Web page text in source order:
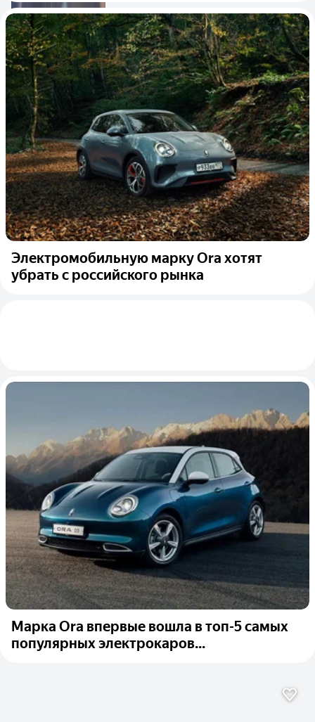
Электромобильную марку Ora хотят
убрать с российского рынка
Марка Ora впервые вошла в топ-5 самых
популярных электрокаров...